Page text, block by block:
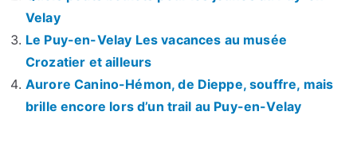
Velay
Le Puy-en-Velay Les vacances au musée
Crozatier et ailleurs
Aurore Canino-Hémon, de Dieppe, souffre, mais
brille encore lors d’un trail au Puy-en-Velay